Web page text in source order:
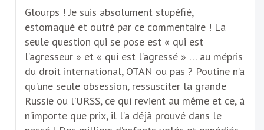
Glourps ! Je suis absolument stupéfié,
estomaqué et outré par ce commentaire ! La
seule question qui se pose est « qui est
l’agresseur » et « qui est l’agressé » … au mépris
du droit international, OTAN ou pas ? Poutine n’a
qu’une seule obsession, ressusciter la grande
Russie ou l’URSS, ce qui revient au même et ce, à
n’importe que prix, il l’a déjà prouvé dans le